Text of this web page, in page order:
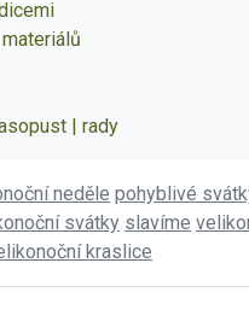
| rady
neděle pohyblivé
svátky slavíme
kraslice